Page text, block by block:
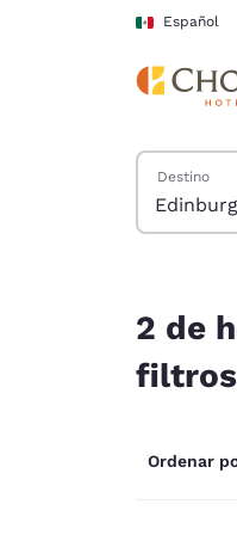
Pasar A ContenidoEspañol
Buscar
Destino
2 de
filtros
Ordenar